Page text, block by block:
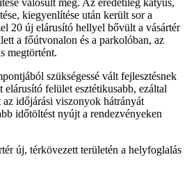
valósult meg. Az eredetileg kátyús,
kiegyenlítése után került sor a
20 új elárusító hellyel bővült a vásártér
a főútvonalon és a parkolóban, az
megtörtént.
szükségessé vált fejlesztésnek
elárusító felület esztétikusabb, ezáltal
időjárási viszonyok hátrányát
időtöltést nyújt a rendezvényeken
új, térkövezett területén a helyfoglalás